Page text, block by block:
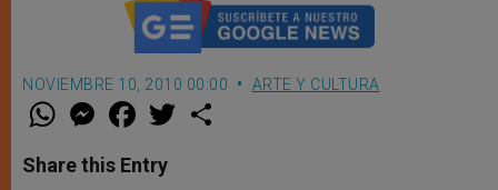
NOVIEMBRE 10, 2010 00:00 ARTE Y CULTURA
W
t
s
M
e
s
e
F
a
e
b
w
Share this Entry